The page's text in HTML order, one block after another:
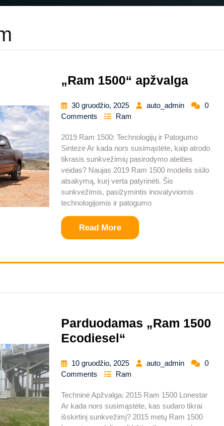
„Ram 1500“ apžvalga
30 gruodžio, 2025 auto_admin
0
Comments
Ram
2019 Ram 1500: Technologijų ir Patogumo
Sintezė Ar kada nors susimąstėte, kaip atrodo
tikrasis sunkvežimių pasirodymo ateities
veidas? Naujas 2019 Ram 1500 modelis siūlo
atsakymą, kurį verta patyrinėti. Šis
sunkvežimis, pasižymintis inovatyviomis
technologijomis ir patogumo
Read More
Parduodamas „Ram 1500
Ecodiesel“
10 gruodžio, 2025 auto_admin
0
Comments
Ram
Techninė Apžvalga: 2015 Ram 1500 Lonestar
Ar kada nors susimąstėte, kas sudaro tikrai
išskirtinį sunkvežimį? 2015 metų Ram 1500